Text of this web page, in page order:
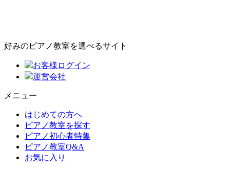
好みのピアノ教室を選べるサイト
お客様ログイン
運営会社
メニュー
はじめての方へ
ピアノ教室を探す
ピアノ初心者特集
ピアノ教室Q&A
お気に入り